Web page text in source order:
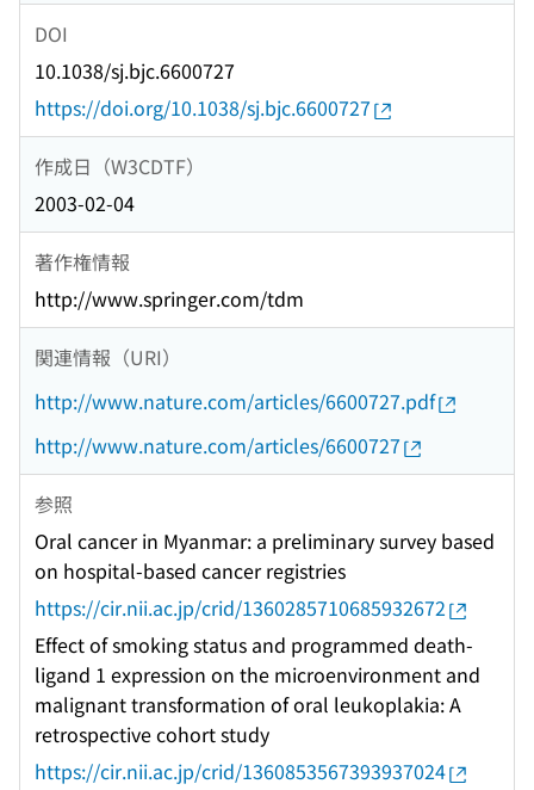
DOI
10.1038/sj.bjc.6600727
https://doi.org/10.1038/sj.bjc.6600727
作成日（W3CDTF）
2003-02-04
著作権情報
http://www.springer.com/tdm
関連情報（URI）
http://www.nature.com/articles/6600727.pdf
http://www.nature.com/articles/6600727
参照
Oral cancer in Myanmar: a preliminary survey based
on hospital-based cancer registries
https://cir.nii.ac.jp/crid/1360285710685932672
Effect of smoking status and programmed death-
ligand 1 expression on the microenvironment and
malignant transformation of oral leukoplakia: A
retrospective cohort study
https://cir.nii.ac.jp/crid/1360853567393937024